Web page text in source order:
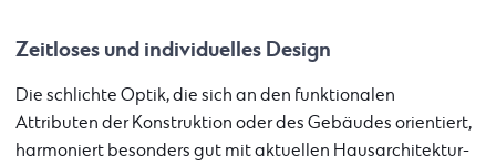
Zeitloses und individuelles Design
Die schlichte Optik, die sich an den funktionalen
Attributen der Konstruktion oder des Gebäudes orientiert,
harmoniert besonders gut mit aktuellen Hausarchitektur-